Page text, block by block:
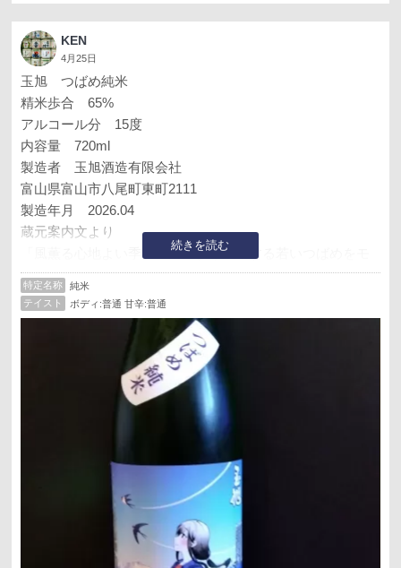
KEN
4月25日
続きを読む
玉旭 つばめ純米
精米歩合 65%
アルコール分 15度
内容量 720ml
製造者 玉旭酒造有限会社
富山県富山市八尾町東町2111
製造年月 2026.04
蔵元案内文より
「風薫る心地よい季節。南方より飛来する若いつばめをモ
チーフにした若々しい爽快な純米酒「幸運の使者」と言わ
れるつばめ。このお酒を手にして頂く皆様にも幸運が訪れ
ますように」
今日のドラゴンズ昨夜のサヨナラ勝ちのいきよいのまま、
首位スワローズに只今７回まで5−0と頑張ってます！ヤクル
ト1000とつばめ純米を飲み、
なんとか連勝して下さい！お酒の味わいも格別に美味しく
5−2勝ちました💦イラストもちうささんが描く黒部立山連
峰〜のどかな田植え風景を歩く可愛い女の子が勝利の女神
に見えるのはほろ酔い気分なのか？
ナイスバッティング板山さん！明日も勝って三連勝して下
特定名称
純米
テイスト
ボディ:普通 甘辛:普通